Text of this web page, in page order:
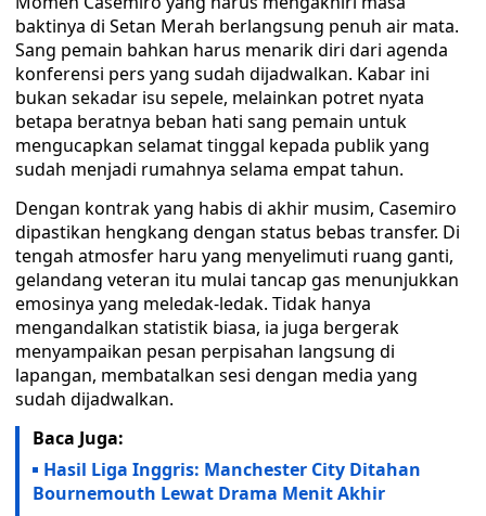
baktinya di Setan Merah berlangsung penuh air mata.
Sang pemain bahkan harus menarik diri dari agenda
konferensi pers yang sudah dijadwalkan. Kabar ini
bukan sekadar isu sepele, melainkan potret nyata
betapa beratnya beban hati sang pemain untuk
mengucapkan selamat tinggal kepada publik yang
sudah menjadi rumahnya selama empat tahun.
Dengan kontrak yang habis di akhir musim, Casemiro
dipastikan hengkang dengan status bebas transfer. Di
tengah atmosfer haru yang menyelimuti ruang ganti,
gelandang veteran itu mulai tancap gas menunjukkan
emosinya yang meledak-ledak. Tidak hanya
mengandalkan statistik biasa, ia juga bergerak
menyampaikan pesan perpisahan langsung di
lapangan, membatalkan sesi dengan media yang
sudah dijadwalkan.
Baca Juga:
Hasil Liga Inggris: Manchester City Ditahan
Bournemouth Lewat Drama Menit Akhir